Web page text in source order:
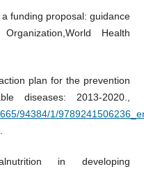
funding proposal: guidance
Health
plan for the prevention
diseases: 2013-2020.,
94384/1/
in developing